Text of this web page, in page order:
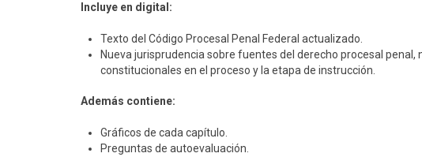
Incluye en digital:
Texto del Código Procesal Penal Federal actualizado.
Nueva jurisprudencia sobre fuentes del derecho procesal penal,
constitucionales en el proceso y la etapa de instrucción.
Además contiene:
Gráficos de cada capítulo.
Preguntas de autoevaluación.